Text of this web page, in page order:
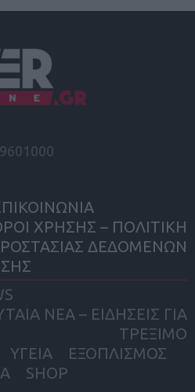
ΧΡΗΣΗΣ – ΠΟΛΙΤΙΚΗ
ΔΕΔΟΜΕΝΩΝ
ΝΕΑ – ΕΙΔΗΣΕΙΣ ΓΙΑ
ΤΡΕΞΙΜΟ
ΥΓΕΙΑ
ΕΞΟΠΛΙΣΜΟΣ
SHOP